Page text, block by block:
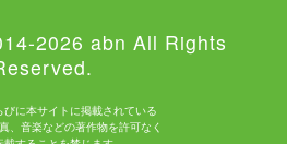
2026 abn All Rights
びに本サイトに掲載されている
、音楽などの著作物を許可なく